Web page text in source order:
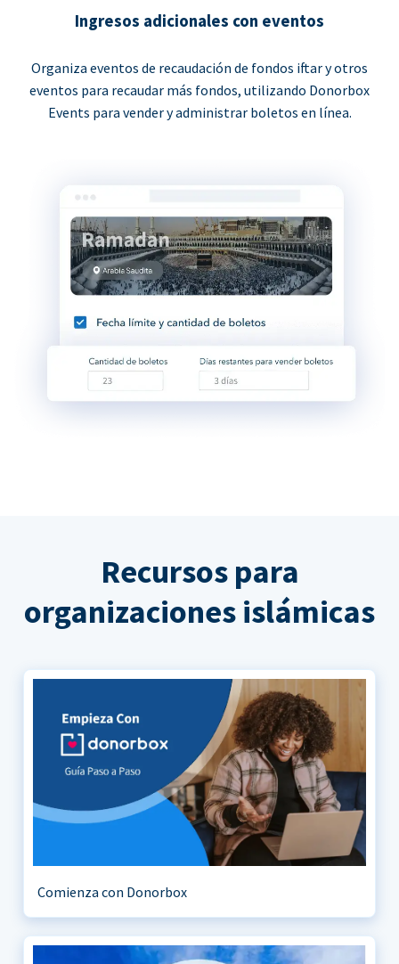
Ingresos adicionales con eventos
Organiza eventos de recaudación de fondos iftar y otros
eventos para recaudar más fondos, utilizando Donorbox
Events para vender y administrar boletos en línea.
Recursos para
organizaciones islámicas
Comienza con Donorbox